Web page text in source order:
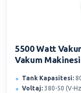
5500 Watt
Vakum
Tank Kapasitesi:
Voltaj: 380-50 (V-